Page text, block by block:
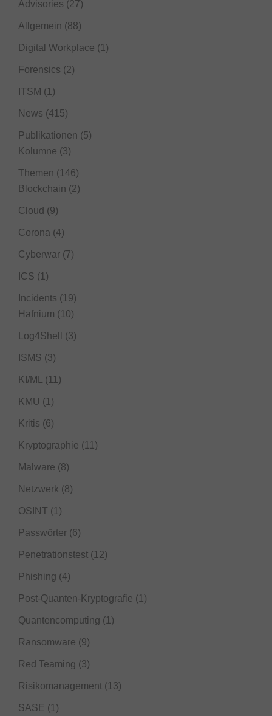
Advisories (27)
Allgemein (88)
Digital Workplace (1)
Forensics (2)
ITSM (1)
News (415)
Publikationen (5)
Kolumne (3)
Themen (146)
Blockchain (2)
Cloud (9)
Corona (4)
Cyberwar (7)
ICS (1)
Incidents (19)
Hafnium (10)
Log4Shell (3)
ISMS (3)
KI/ML (11)
KMU (1)
Kritis (6)
Kryptographie (11)
Malware (8)
Netzwerk (8)
OSINT (1)
Passwörter (6)
Penetrationstest (12)
Phishing (4)
Post-Quanten-Kryptografie (1)
Quantencomputing (1)
Ransomware (9)
Red Teaming (3)
Risikomanagement (13)
SASE (1)